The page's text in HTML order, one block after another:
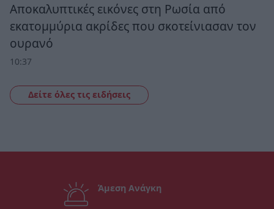
Αποκαλυπτικές εικόνες στη Ρωσία από
εκατομμύρια ακρίδες που σκοτείνιασαν τον
ουρανό
10:37
Δείτε όλες τις ειδήσεις
Άμεση Ανάγκη